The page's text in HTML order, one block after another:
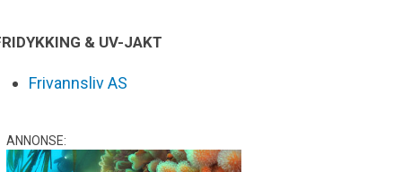
& UV-JAKT
Frivannsliv AS
ANNONSE: